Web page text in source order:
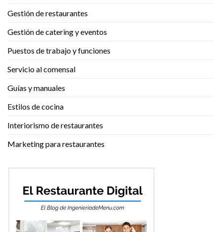
Gestión de restaurantes
Gestión de catering y eventos
Puestos de trabajo y funciones
Servicio al comensal
Guías y manuales
Estilos de cocina
Interiorismo de restaurantes
Marketing para restaurantes